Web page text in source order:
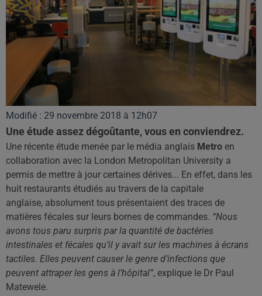
Modifié : 29 novembre 2018 à 12h07
Une étude assez dégoûtante, vous en conviendrez.
Une récente étude menée par le média anglais Metro en
collaboration avec la London Metropolitan University a
permis de mettre à jour certaines dérives... En effet, dans les
huit restaurants étudiés au travers de la capitale
anglaise, absolument tous présentaient des traces de
matières fécales sur leurs bornes de commandes. “Nous
avons tous paru surpris par la quantité de bactéries
intestinales et fécales qu’il y avait sur les machines à écrans
tactiles. Elles peuvent causer le genre d’infections que
peuvent attraper les gens à l’hôpital”, explique le Dr Paul
Matewele.